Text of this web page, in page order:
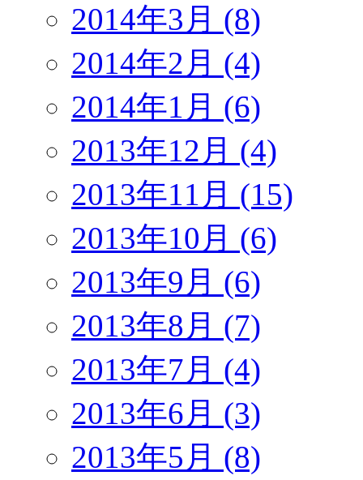
2014年3月 (8)
2014年2月 (4)
2014年1月 (6)
2013年12月 (4)
2013年11月 (15)
2013年10月 (6)
2013年9月 (6)
2013年8月 (7)
2013年7月 (4)
2013年6月 (3)
2013年5月 (8)